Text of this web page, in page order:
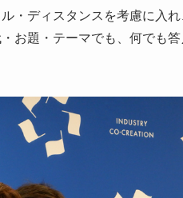
・ディスタンスを考慮に入
お題・テーマでも、何でも